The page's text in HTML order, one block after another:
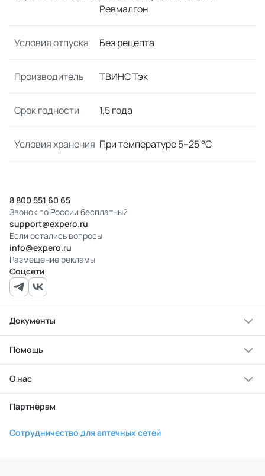
Ревмалгон
Условия отпуска Без рецепта
Производитель ТВИНС Тэк
Срок годности 1,5 года
Условия хранения При температуре 5–25 °C
8 800 551 60 65
Звонок по России бесплатный
support@expero.ru
Если остались вопросы
info@expero.ru
Размещение рекламы
Соцсети
Документы
Помощь
О нас
Партнёрам
Сотрудничество для аптечных сетей